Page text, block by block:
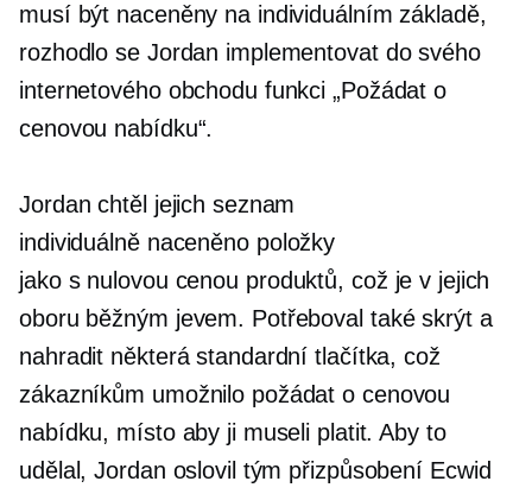
musí být naceněny na individuálním základě,
rozhodlo se Jordan implementovat do svého
internetového obchodu funkci „Požádat o
cenovou nabídku“.
Jordan chtěl jejich seznam
individuálně naceněnopoložky
jako s nulovou cenou produktů, což je v jejich
oboru běžným jevem. Potřeboval také skrýt a
nahradit některá standardní tlačítka, což
zákazníkům umožnilo požádat o cenovou
nabídku, místo aby ji museli platit. Aby to
udělal, Jordan oslovil tým přizpůsobení Ecwid